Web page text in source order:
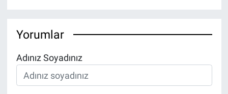
Yorumlar
Adınız Soyadınız